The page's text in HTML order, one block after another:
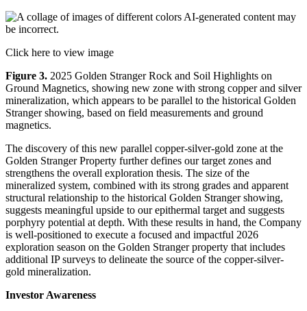
Click here to view image
Figure 3. 2025 Golden Stranger Rock and Soil Highlights on
Ground Magnetics, showing new zone with strong copper and silver
mineralization, which appears to be parallel to the historical Golden
Stranger showing, based on field measurements and ground
magnetics.
The discovery of this new parallel copper-silver-gold zone at the
Golden Stranger Property further defines our target zones and
strengthens the overall exploration thesis. The size of the
mineralized system, combined with its strong grades and apparent
structural relationship to the historical Golden Stranger showing,
suggests meaningful upside to our epithermal target and suggests
porphyry potential at depth. With these results in hand, the Company
is well-positioned to execute a focused and impactful 2026
exploration season on the Golden Stranger property that includes
additional IP surveys to delineate the source of the copper-silver-
gold mineralization.
Investor Awareness